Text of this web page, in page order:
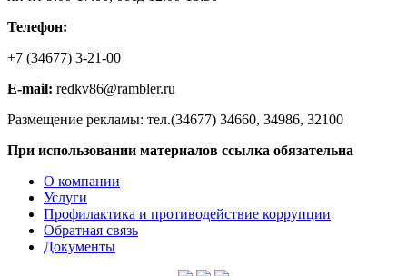
Телефон:
+7 (34677) 3-21-00
E-mail: redkv86@rambler.ru
Размещение рекламы: тел.(34677) 34660, 34986, 32100
При использовании материалов ссылка обязательна
О компании
Услуги
Профилактика и противодействие коррупции
Обратная связь
Документы